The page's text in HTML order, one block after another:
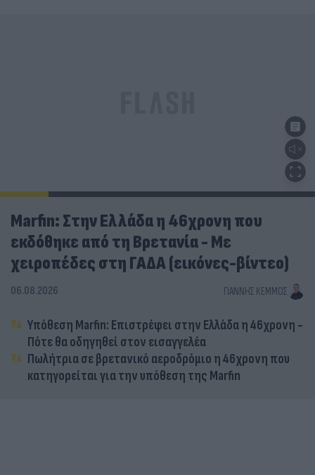
Marfin: Στην Ελλάδα η 46χρονη που
εκδόθηκε από τη Βρετανία - Με
χειροπέδες στη ΓΑΔΑ (εικόνες-βίντεο)
06.08.2026 ΓΙΆΝΝΗΣ ΚΈΜΜΟΣ
Υπόθεση Marfin: Επιστρέφει στην Ελλάδα η 46χρονη -
Πότε θα οδηγηθεί στον εισαγγελέα
Πωλήτρια σε βρετανικό αεροδρόμιο η 46χρονη που
κατηγορείται για την υπόθεση της Marfin